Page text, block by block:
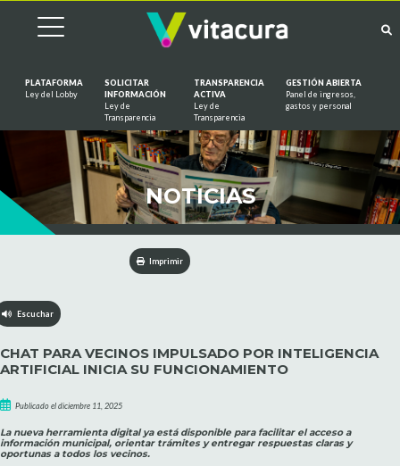
PLATAFORMA
Ley del Lobby
SOLICITAR
INFORMACIÓN
Ley de
Transparencia
TRANSPARENCIA
ACTIVA
Ley de
Transparencia
GESTIÓN ABIERTA
Panel de ingresos,
gastos y personal
NOTICIAS
Imprimir
Escuchar
CHAT PARA VECINOS IMPULSADO POR INTELIGENCIA
ARTIFICIAL INICIA SU FUNCIONAMIENTO
Publicado el diciembre 11, 2025
La nueva herramienta digital ya está disponible para facilitar el acceso a
información municipal, orientar trámites y entregar respuestas claras y
oportunas a todos los vecinos.